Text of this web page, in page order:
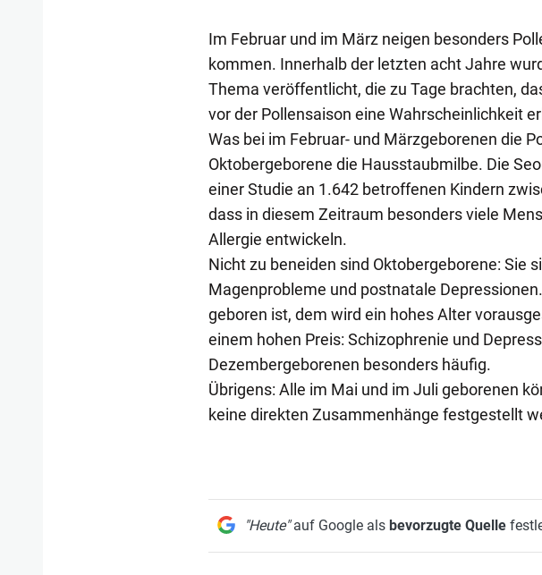
Im Februar und im März neigen besonders
kommen. Innerhalb der letzten acht Jahre
Thema veröffentlicht, die zu Tage brachten,
vor der Pollensaison eine Wahrscheinlichkeit
Was bei im Februar- und Märzgeborenen die
Oktobergeborene die Hausstaubmilbe. Die
einer Studie an 1.642 betroffenen Kindern
dass in diesem Zeitraum besonders viele
Allergie entwickeln.
Nicht zu beneiden sind Oktobergeborene: Sie
Magenprobleme und postnatale
geboren ist, dem wird ein hohes Alter
einem hohen Preis: Schizophrenie und
Dezembergeborenen besonders häufig.
Übrigens: Alle im Mai und im Juli geborenen
keine direkten Zusammenhänge festgestellt
"Heute"auf Google als bevorzugte Quelle